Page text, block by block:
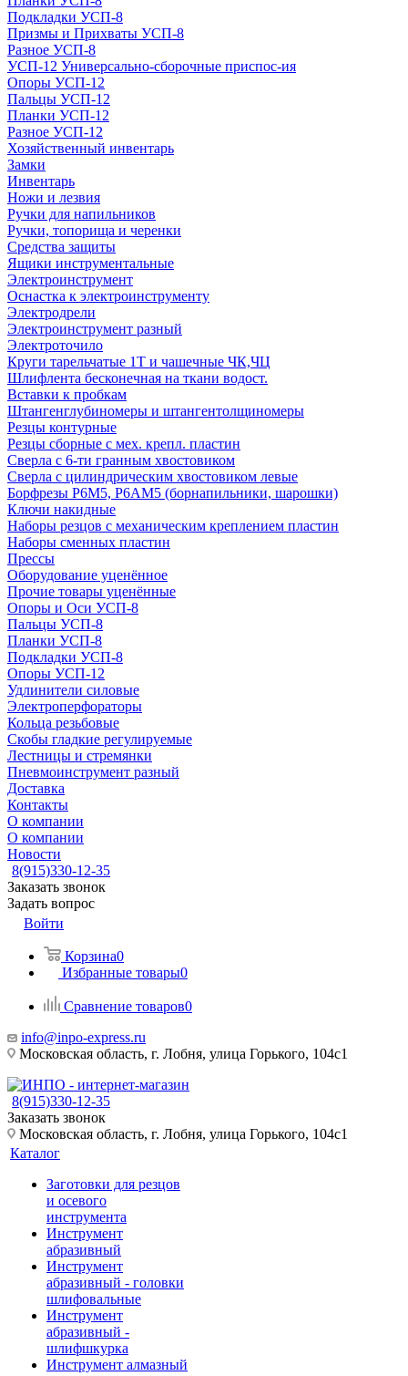
Подкладки УСП-8
Призмы и Прихваты УСП-8
Разное УСП-8
УСП-12 Универсально-сборочные приспос-ия
Опоры УСП-12
Пальцы УСП-12
Планки УСП-12
Разное УСП-12
Хозяйственный инвентарь
Замки
Инвентарь
Ножи и лезвия
Ручки для напильников
Ручки, топорища и черенки
Средства защиты
Ящики инструментальные
Электроинструмент
Оснастка к электроинструменту
Электродрели
Электроинструмент разный
Электроточило
Круги тарельчатые 1Т и чашечные ЧК,ЧЦ
Шлифлента бесконечная на ткани водост.
Вставки к пробкам
Штангенглубиномеры и штангентолщиномеры
Резцы контурные
Резцы сборные с мех. крепл. пластин
Сверла с 6-ти гранным хвостовиком
Сверла с цилиндрическим хвостовиком левые
Борфрезы Р6М5, Р6АМ5 (борнапильники, шарошки)
Ключи накидные
Наборы резцов с механическим креплением пластин
Наборы сменных пластин
Прессы
Оборудование уценённое
Прочие товары уценённые
Опоры и Оси УСП-8
Пальцы УСП-8
Планки УСП-8
Подкладки УСП-8
Опоры УСП-12
Удлинители силовые
Электроперфораторы
Кольца резьбовые
Скобы гладкие регулируемые
Лестницы и стремянки
Пневмоинструмент разный
Доставка
Контакты
О компании
О компании
Новости
8(915)330-12-35
Заказать звонок
Задать вопрос
Войти
Корзина0
Избранные товары0
Сравнение товаров0
info@inpo-express.ru
Московская область, г. Лобня, улица Горького, 104с1
8(915)330-12-35
Заказать звонок
Московская область, г. Лобня, улица Горького, 104с1
Каталог
Заготовки для резцов
и осевого
инструмента
Инструмент
абразивный
Инструмент
абразивный - головки
шлифовальные
Инструмент
абразивный -
шлифшкурка
Инструмент алмазный